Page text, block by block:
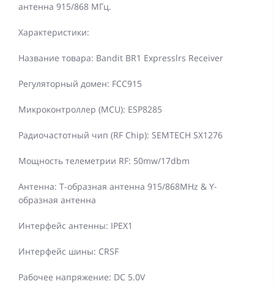
антенна 915/868 МГц.
Характеристики:
Название товара: Bandit BR1 Expresslrs Receiver
Регуляторный домен: FCC915
Микроконтроллер (MCU): ESP8285
Радиочастотный чип (RF Chip): SEMTECH SX1276
Мощность телеметрии RF: 50mw/17dbm
Антенна: Т-образная антенна 915/868MHz & Y-
образная антенна
Интерфейс антенны: IPEX1
Интерфейс шины: CRSF
Рабочее напряжение: DC 5.0V